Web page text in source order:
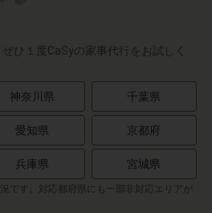
ひ１度CaSyの家事代行をお試しく
神奈川県 千葉県
愛知県 京都府
兵庫県 宮城県
です。対応都府県にも一部非対応エリアが